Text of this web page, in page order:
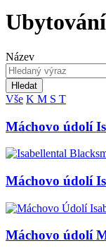
Název
Hledat
Vše K M S T
Máchovo údolí
Máchovo údolí
Máchovo údolí